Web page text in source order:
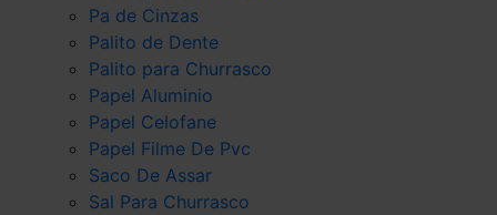
Pa de Cinzas
Palito de Dente
Palito para Churrasco
Papel Aluminio
Papel Celofane
Papel Filme De Pvc
Saco De Assar
Sal Para Churrasco